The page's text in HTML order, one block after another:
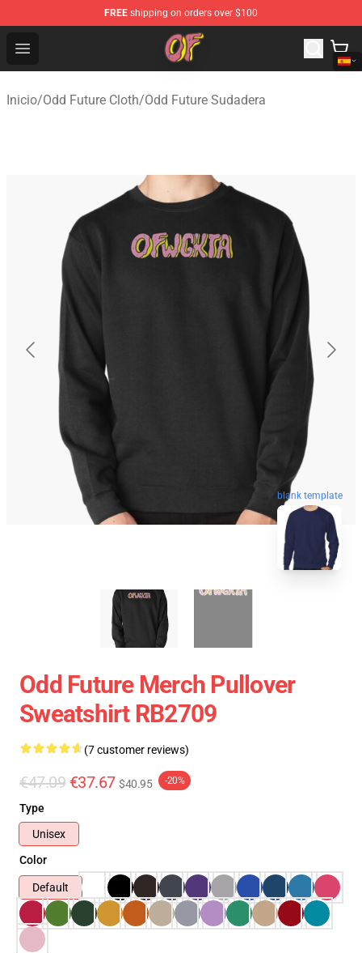
FREE shipping on orders over $100
Open menu
Odd Future Shop - Official Odd Future Merchandise Store
Inicio/Odd Future Cloth/Odd Future Sudadera
blank template
Odd Future Merch Pullover
Sweatshirt RB2709
(7 customer reviews)
€47.09 €37.67 $40.95 -20%
Type
Unisex
Color
Default